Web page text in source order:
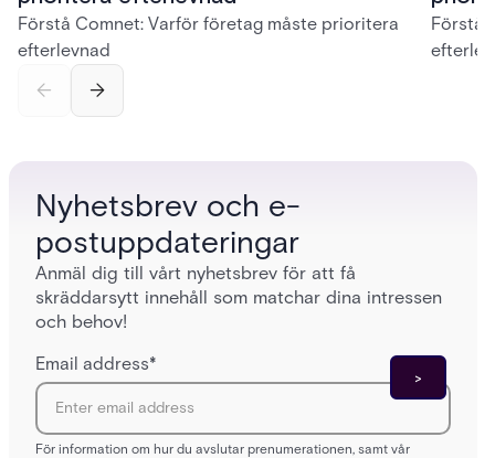
Förstå Comnet: Varför företag måste prioritera
efterlevnad
Förstå
Nyhetsbrev och e-
postuppdateringar
Anmäl dig till vårt nyhetsbrev för att få
skräddarsytt innehåll som matchar dina intressen
och behov!
Email address*
För information om hur du avslutar prenumerationen, samt vår